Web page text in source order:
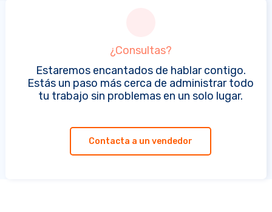
¿Consultas?
Estaremos encantados de hablar contigo.
Estás un paso más cerca de administrar todo
tu trabajo sin problemas en un solo lugar.
Contacta a un vendedor